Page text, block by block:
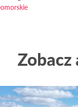
Zobacz